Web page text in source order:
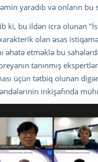
yaradıb və onların bu
ki, bu ildən icra olunan
olan əsas
əhatə etməklə bu
tanınmış
üçün tətbiq olunan
inkişafında